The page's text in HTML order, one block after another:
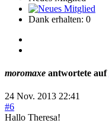
Dank erhalten: 0
moromaxe antwortete auf
24 Nov. 2013 22:41
#6
Hallo Theresa!